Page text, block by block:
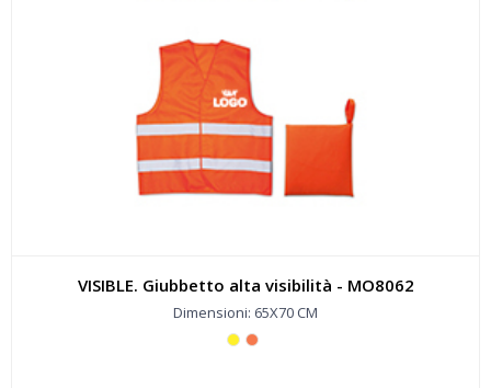
VISIBLE. Giubbetto alta visibilità - MO8062
Dimensioni: 65X70 CM